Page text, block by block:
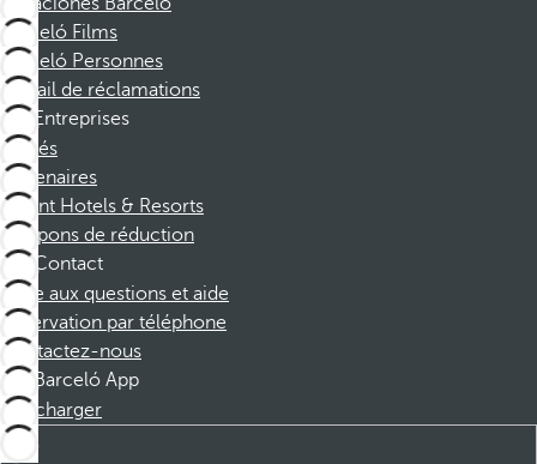
Barceló Films
Barceló Personnes
Portail de réclamations
Entreprises
Affiliés
Partenaires
Dorint Hotels & Resorts
Coupons de réduction
Contact
Foire aux questions et aide
Réservation par téléphone
Contactez-nous
Barceló App
Télécharger